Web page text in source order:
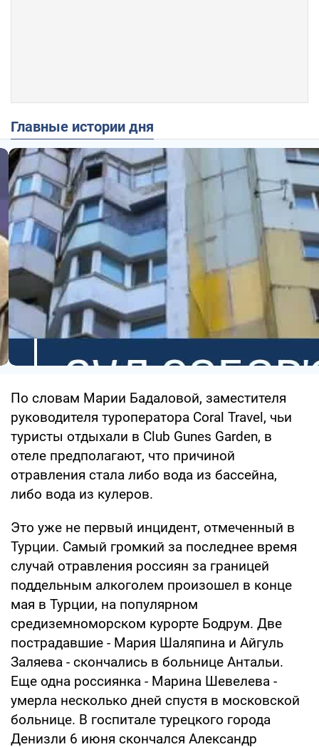
Главные истории дня
По словам Марии Бадаловой, заместителя
руководителя туроператора Coral Travel, чьи
туристы отдыхали в Club Gunes Garden, в
отеле предполагают, что причиной
отравления стала либо вода из бассейна,
либо вода из кулеров.
Это уже не первый инцидент, отмеченный в
Турции. Самый громкий за последнее время
случай отравления россиян за границей
поддельным алкоголем произошел в конце
мая в Турции, на популярном
средиземноморском курорте Бодрум. Две
пострадавшие - Мария Шаляпина и Айгуль
Заляева - скончались в больнице Антальи.
Еще одна россиянка - Марина Шевелева -
умерла несколько дней спустя в московской
больнице. В госпитале турецкого города
Денизли 6 июня скончался Александр